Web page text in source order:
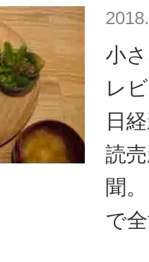
小
レ
日
読
聞
で